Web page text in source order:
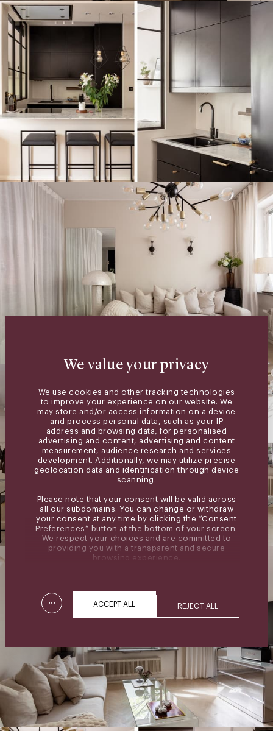
We value your privacy
We use cookies and other tracking technologies
to improve your experience on our website. We
may store and/or access information on a device
and process personal data, such as your IP
address and browsing data, for personalised
advertising and content, advertising and content
measurement, audience research and services
development. Additionally, we may utilize precise
geolocation data and identification through device
scanning.
Please note that your consent will be valid across
all our subdomains. You can change or withdraw
your consent at any time by clicking the “Consent
Preferences” button at the bottom of your screen.
We respect your choices and are committed to
providing you with a transparent and secure
browsing experience.
... ACCEPT ALL REJECT ALL